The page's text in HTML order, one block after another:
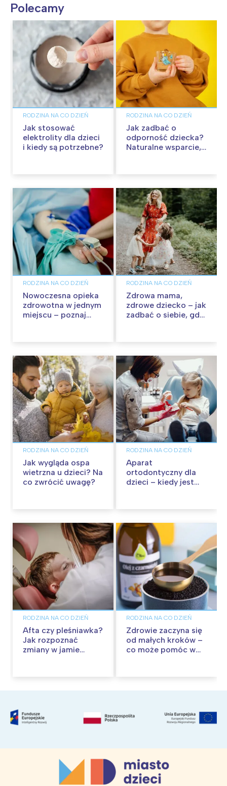
Polecamy
RODZINA NA CO DZIEŃ
Jak stosować
elektrolity dla dzieci
i kiedy są potrzebne?
RODZINA NA CO DZIEŃ
Jak zadbać o
odporność dziecka?
Naturalne wsparcie,
RODZINA NA CO DZIEŃ
Nowoczesna opieka
zdrowotna w jednym
miejscu – poznaj
RODZINA NA CO DZIEŃ
Zdrowa mama,
zdrowe dziecko – jak
zadbać o siebie, gdy
RODZINA NA CO DZIEŃ
Jak wygląda ospa
wietrzna u dzieci? Na
co zwrócić uwagę?
RODZINA NA CO DZIEŃ
Aparat
ortodontyczny dla
dzieci – kiedy jest
RODZINA NA CO DZIEŃ
Afta czy pleśniawka?
Jak rozpoznać
zmiany w jamie
RODZINA NA CO DZIEŃ
Zdrowie zaczyna się
od małych kroków –
co może pomóc w